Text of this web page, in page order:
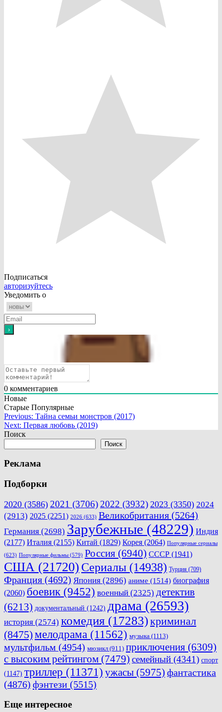
Подписаться
авторизуйтесь
Уведомить о
0 комментариев
Новые
Старые Популярные
Навигация
по
Previous: Тайна семьи монстров (2017)
Next: Первая любовь (2019)
Поиск
Поиск
Реклама
Подборки
2020 (3586) 2021 (3706) 2022 (3932) 2023 (3350) 2024
(2913) 2025 (2251) 2026 (633) Великобритания (5264)
Германия (2698) Зарубежные (48229) Индия
(2177) Италия (2155) Китай (1829) Корея (2064) Популярные сериалы
(623) Популярные фильмы (579) Россия (6940) СССР (1941)
США (21720) Сериалы (14938) Турция (709)
Франция (4692) Япония (2896) аниме (1514) биография
(2060) боевик (9452) военный (2325) детектив
(6213) документальный (1242) драма (26593)
история (2574) комедия (17283)криминал
(8475)мелодрама (11562) музыка (1113)
мультфильм (4954) мюзикл (911) приключения (6309)
с высоким рейтингом (7479) семейный (4341) спорт
(1147) триллер (11371) ужасы (5975) фантастика
(4876) фэнтези (5515)
Еще интересное